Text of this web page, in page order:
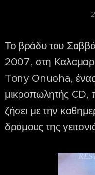
Το βράδυ του
2007, στη
Tony Onuoha,
μικροπωλητής
ζήσει με την
δρόμους της